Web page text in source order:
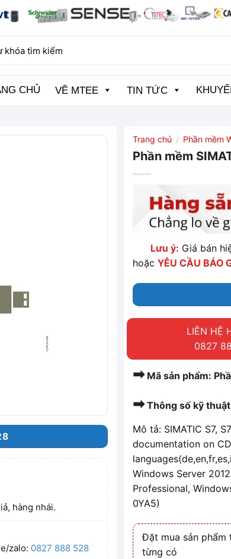
CHỦ VỀ MTEE TIN TỨC
hàng nhái.
zalo: 0827 888 528
Trang chủ / Phần mềm
Phần mềm
Lưu ý: Giá bán
hoặcYÊU CẦU BÁO
LIÊN HỆ
0827
➡Mã sản phẩm:
➡Thông số kỹ
Mô tả: SIMATIC S7,
documentation on
Windows Server
Professional,
0YA5)
Đặt mua sản phẩm
từng có